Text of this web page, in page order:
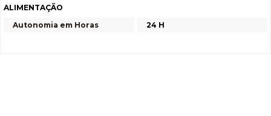
ALIMENTAÇÃO
Autonomia em Horas
24 H